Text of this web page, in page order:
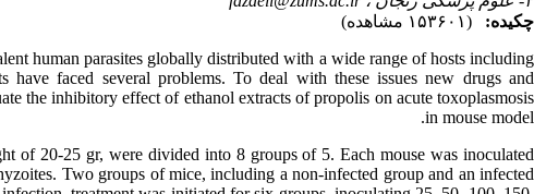
چکیده:
(۱۵۳۶۰۱ مشاهده)
human parasites globally distributed with a wide range of hosts including
have faced several problems. To deal with these issues new drugs and
the inhibitory effect of ethanol extracts of propolis on acute toxoplasmosis
in mouse model.
of 20-25 gr, were divided into 8 groups of 5. Each mouse was inoculated
Two groups of mice, including a non-infected group and an infected